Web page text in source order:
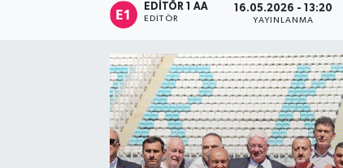
EDITÖR 1 AA
EDITÖR
16.05.2026 - 13:20
YAYINLANMA